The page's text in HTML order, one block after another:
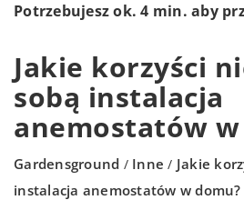
Potrzebujesz ok. 4 min. aby
Jakie korzyści
sobą instalacja
anemostatów
Gardensground / Inne / Jakie
instalacja anemostatów w domu?